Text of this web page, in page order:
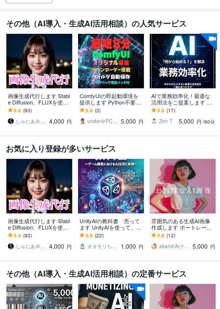
その他（AI導入・生成AI活用相談）の人気サービス
画像生成代行します Stabl
e Diffusion、FLUXを使用
した画像生成
5.0 (93)
しゅにあ＠生成AIならお任せください
4,000 円
ComfyUIの即起動環境を
提供します Python不要最
短3分起動！オリジナルダ
ウンローダー搭載！
5.0 (3)
under＠PC歴40年 IT・AIプロ 5,000 円
AIで業務効率化！最適な
活用法をご提案します 漠
然とした悩みを、明日か
ら使える具体的なプラン
に変えます。
5.0 (17)
Zen T
5,000 円 /60分
お気に入り登録が多いサービス
画像生成代行します Stabl
e Diffusion、FLUXを使用
した画像生成
5.0 (93)
しゅにあ＠生成AIならお任せください
4,000 円
UnityAIの教科書 売って
ます UnityAIを使って、ゲ
ーム開発を爆速にしよ
う！
4.9 (22)
オオモリちゃん
1,000 円
雰囲気のある生成AI画像
作成します ポートレート
風の画像生成AIを提供し
ます
4.8 (12)
akari＠AIクリエーター 5,000 円
その他（AI導入・生成AI活用相談）の定番サービス